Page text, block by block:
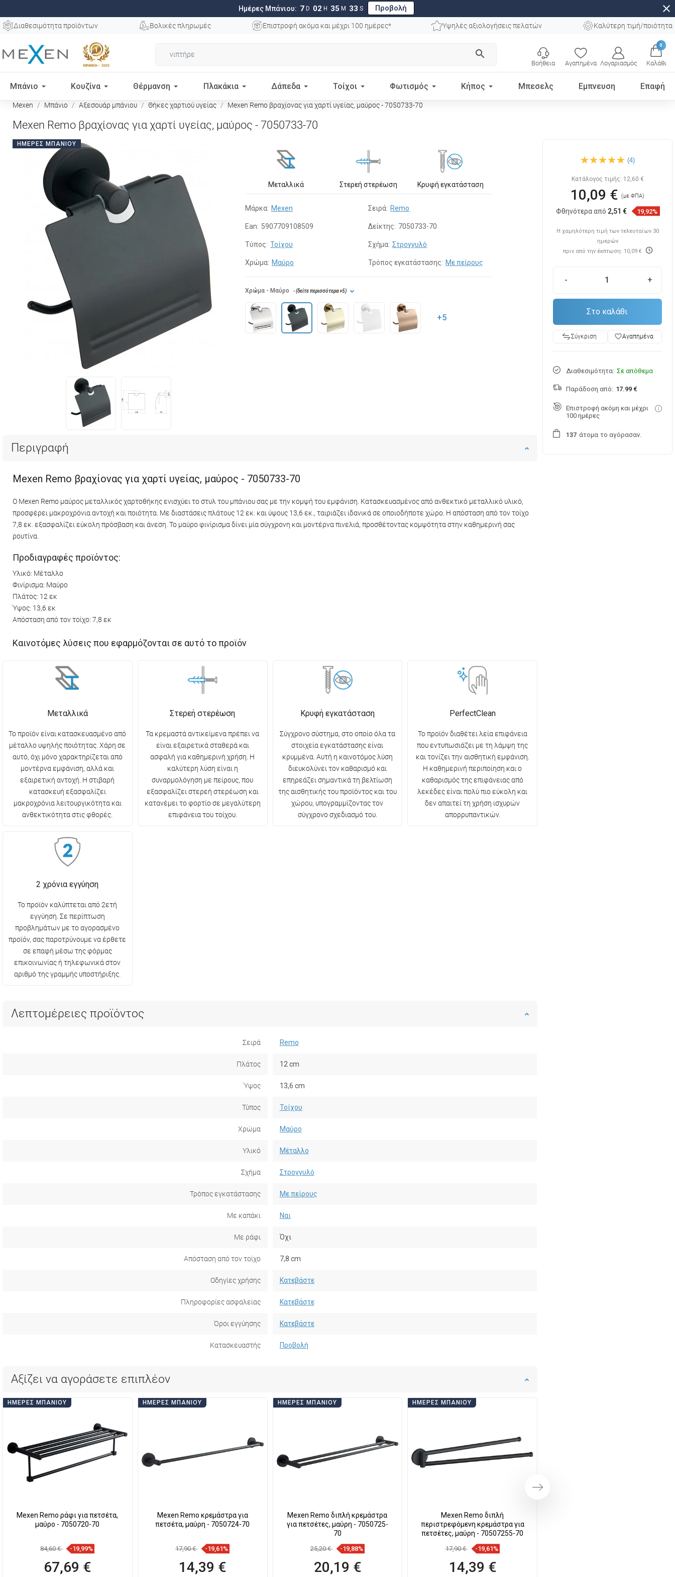
Ημέρες Μπάνιου: 7 D 02 H 35 M 32 S Προβολή close
Διαθεσιμότητα προϊόντων Βολικές πληρωμές Επιστροφή ακόμα και μέχρι 100 ημέρες* Υψηλές αξιολογήσεις πελατών Καλύτερη τιμή/ποιότητα
search
Αγαπημένα Λογαριασμός
0
Καλάθι
Βοήθεια
Μπάνιο Κουζίνα Θέρμανση Πλακάκια Δάπεδα Τοίχοι Φωτισμός Κήπος Μπεσελς Εμπνευση Επαφή
Mexen Μπάνιο Αξεσουάρ μπάνιου Θήκες χαρτιού υγείας Mexen Remo βραχίονας για χαρτί υγείας, μαύρος - 7050733-70
Mexen Remo βραχίονας για χαρτί υγείας, μαύρος - 7050733-70
ΗΜΈΡΕΣ ΜΠΆΝΙΟΥ
Μεταλλικά Στερεή στερέωση Κρυφή εγκατάσταση
Μάρκα: Mexen Σειρά: Remo
Ean: 5907709108509 Δείκτης: 7050733-70
Τύπος: Τοίχου Σχήμα: Στρογγυλό
Χρώμα: Μαύρο Τρόπος εγκατάστασης: Με πείρους
Χρώμα - Μαύρο - (δείτε περισσότερα+5)
+5
Περιγραφή
Mexen Remo βραχίονας για χαρτί υγείας, μαύρος - 7050733-70
Ο Mexen Remo μαύρος μεταλλικός χαρτοθήκης ενισχύει το στυλ του μπάνιου σας με την κομψή του εμφάνιση. Κατασκευασμένος από ανθεκτικό μεταλλικό υλικό,
προσφέρει μακροχρόνια αντοχή και ποιότητα. Με διαστάσεις πλάτους 12 εκ. και ύψους 13,6 εκ., ταιριάζει ιδανικά σε οποιοδήποτε χώρο. Η απόσταση από τον τοίχο
7,8 εκ. εξασφαλίζει εύκολη πρόσβαση και άνεση. Το μαύρο φινίρισμα δίνει μία σύγχρονη και μοντέρνα πινελιά, προσθέτοντας κομψότητα στην καθημερινή σας
ρουτίνα.
Προδιαγραφές προϊόντος:
Υλικό: Μέταλλο
Φινίρισμα: Μαύρο
Πλάτος: 12 εκ
Ύψος: 13,6 εκ
Απόσταση από τον τοίχο: 7,8 εκ
Καινοτόμες λύσεις που εφαρμόζονται σε αυτό το προϊόν
Μεταλλικά
Το προϊόν είναι κατασκευασμένο από
μέταλλο υψηλής ποιότητας. Χάρη σε
αυτό, όχι μόνο χαρακτηρίζεται από
μοντέρνα εμφάνιση, αλλά και
εξαιρετική αντοχή. Η στιβαρή
κατασκευή εξασφαλίζει
μακροχρόνια λειτουργικότητα και
ανθεκτικότητα στις φθορές.
Στερεή στερέωση
Τα κρεμαστά αντικείμενα πρέπει να
είναι εξαιρετικά σταθερά και
ασφαλή για καθημερινή χρήση. Η
καλύτερη λύση είναι η
συναρμολόγηση με πείρους, που
εξασφαλίζει στερεή στερέωση και
κατανέμει το φορτίο σε μεγαλύτερη
επιφάνεια του τοίχου.
Κρυφή εγκατάσταση
Σύγχρονο σύστημα, στο οποίο όλα τα
στοιχεία εγκατάστασης είναι
κρυμμένα. Αυτή η καινοτόμος λύση
διευκολύνει τον καθαρισμό και
επηρεάζει σημαντικά τη βελτίωση
της αισθητικής του προϊόντος και του
χώρου, υπογραμμίζοντας τον
σύγχρονο σχεδιασμό του.
PerfectClean
Το προϊόν διαθέτει λεία επιφάνεια
που εντυπωσιάζει με τη λάμψη της
και τονίζει την αισθητική εμφάνιση.
Η καθημερινή περιποίηση και ο
καθαρισμός της επιφάνειας από
λεκέδες είναι πολύ πιο εύκολη και
δεν απαιτεί τη χρήση ισχυρών
απορρυπαντικών.
2 χρόνια εγγύηση
Το προϊόν καλύπτεται από 2ετή
εγγύηση. Σε περίπτωση
προβλημάτων με το αγορασμένο
προϊόν, σας παροτρύνουμε να έρθετε
σε επαφή μέσω της φόρμας
επικοινωνίας ή τηλεφωνικά στον
αριθμό της γραμμής υποστήριξης.
Λεπτομέρειες προϊόντος
Σειρά Remo
Πλάτος 12 cm
Ύψος 13,6 cm
Τύπος Τοίχου
Χρώμα Μαύρο
Υλικό Μέταλλο
Σχήμα Στρογγυλό
Τρόπος εγκατάστασης Με πείρους
Με καπάκι Ναι
Με ράφι Όχι
Απόσταση από τον τοίχο 7,8 cm
Οδηγίες χρήσης Κατεβάστε
Πληροφορίες ασφαλείας Κατεβάστε
Όροι εγγύησης Κατεβάστε
Κατασκευαστής Προβολή
Αξίζει να αγοράσετε επιπλέον
ΗΜΈΡΕΣ ΜΠΆΝΙΟΥ
Mexen Remo ράφι για πετσέτα,
μαύρο - 7050720-70
84,60 € -19,99%
67,69 €
ΗΜΈΡΕΣ ΜΠΆΝΙΟΥ
Mexen Remo κρεμάστρα για
πετσέτα, μαύρη - 7050724-70
17,90 € -19,61%
14,39 €
ΗΜΈΡΕΣ ΜΠΆΝΙΟΥ
Mexen Remo διπλή κρεμάστρα
για πετσέτες, μαύρη - 7050725-
70
25,20 € -19,88%
20,19 €
ΗΜΈΡΕΣ ΜΠΆΝΙΟΥ
Mexen Remo διπλή
περιστρεφόμενη κρεμάστρα για
πετσέτες, μαύρη - 70507255-70
17,90 € -19,61%
14,39 €
Επόμενο
χαρτί υγείας, μαύρος -
(4)
Κατάλογος τιμής: 12,60 €
10,09 €(με ΦΠΑ)
Φθηνότερα από 2,51 € 19,92%
Η χαμηλότερη τιμή των τελευταίων 30
ημερών
πριν από την έκπτωση: 10,09 €
- +
Στο καλάθι
Σύγκριση favorite_borderΑγαπημένα
Διαθεσιμότητα: Σε απόθεμα
Παράδοση από: 17.99 €
Επιστροφή ακόμη και μέχρι
100 ημέρες
137 άτομα το αγόρασαν.